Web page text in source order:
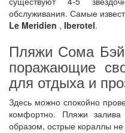
обслуживания. Самые
Le Meridien , Iberotel.
Пляжи Сома
поражающие
для отдыха и
Здесь можно спокойно
комфортно. Пляжи
образом, острые кораллы не